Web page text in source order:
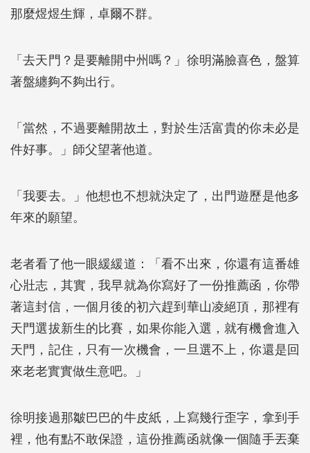
那麼煜煜生輝，卓爾不群。
「去天門？是要離開中州嗎？」徐明滿臉喜色，盤算
著盤纏夠不夠出行。
「當然，不過要離開故土，對於生活富貴的你未必是
件好事。」師父望著他道。
「我要去。」他想也不想就決定了，出門遊歷是他多
年來的願望。
老者看了他一眼緩緩道：「看不出來，你還有這番雄
心壯志，其實，我早就為你寫好了一份推薦函，你帶
著這封信，一個月後的初六趕到華山凌絕頂，那裡有
天門選拔新生的比賽，如果你能入選，就有機會進入
天門，記住，只有一次機會，一旦選不上，你還是回
來老老實實做生意吧。」
徐明接過那皺巴巴的牛皮紙，上寫幾行歪字，拿到手
裡，他有點不敢保證，這份推薦函就像一個隨手丟棄